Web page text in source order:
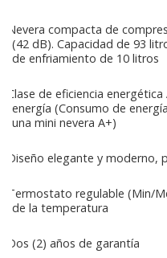
Nevera compacta de
(42 dB). Capacidad de 93
de enfriamiento de 10 litros
Clase de eficiencia
energía (Consumo de
una mini nevera A+)
Diseño elegante y moderno,
Termostato regulable (Min/
de la temperatura
Dos (2) años de garantía